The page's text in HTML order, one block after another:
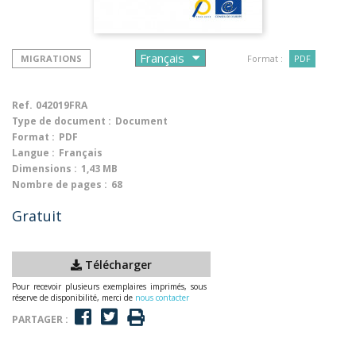
MIGRATIONS Format : PDF
Ref. 042019FRA
Type de document : Document
Format : PDF
Langue : Français
Dimensions : 1,43 MB
Nombre de pages : 68
Gratuit
Télécharger
Pour recevoir plusieurs exemplaires imprimés, sous
réserve de disponibilité, merci de nous contacter
PARTAGER :